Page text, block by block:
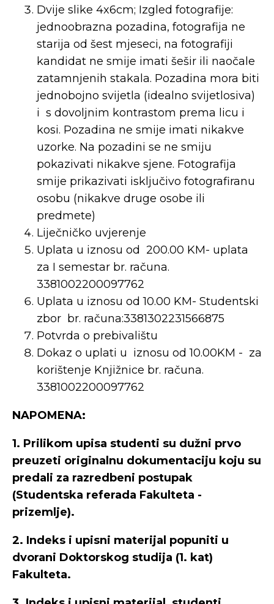
Dvije slike 4x6cm; Izgled fotografije:
jednoobrazna pozadina, fotografija ne
starija od šest mjeseci, na fotografiji
kandidat ne smije imati šešir ili naočale
zatamnjenih stakala. Pozadina mora biti
jednobojno svijetla (idealno svijetlosiva)
i s dovoljnim kontrastom prema licu i
kosi. Pozadina ne smije imati nikakve
uzorke. Na pozadini se ne smiju
pokazivati nikakve sjene. Fotografija
smije prikazivati isključivo fotografiranu
osobu (nikakve druge osobe ili
predmete)
Liječničko uvjerenje
Uplata u iznosu od 200.00 KM- uplata
za I semestar br. računa.
3381002200097762
Uplata u iznosu od 10.00 KM- Studentski
zbor br. računa:3381302231566875
Potvrda o prebivalištu
Dokaz o uplati u iznosu od 10.00KM - za
korištenje Knjižnice br. računa.
3381002200097762
NAPOMENA:
1. Prilikom upisa studenti su dužni prvo
preuzeti originalnu dokumentaciju koju su
predali za razredbeni postupak
(Studentska referada Fakulteta -
prizemlje).
2. Indeks i upisni materijal popuniti u
dvorani Doktorskog studija (1. kat)
Fakulteta.